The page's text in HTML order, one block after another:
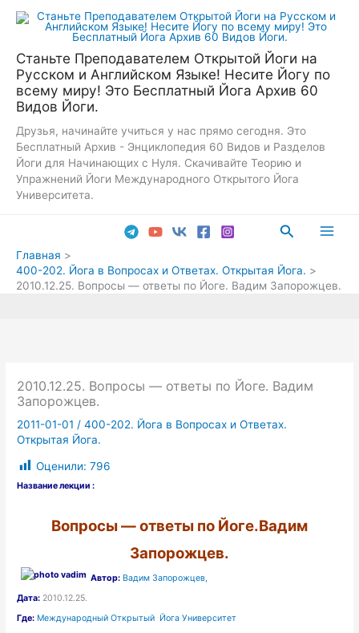
Перейти
Станьте Преподавателем Открытой Йоги на
Русском и Английском Языке! Несите Йогу по
всему миру! Это Бесплатный Йога Архив 60
Видов Йоги.
Друзья, начинайте учиться у нас прямо сегодня. Это
Бесплатный Архив - Энциклопедия 60 Видов и Разделов
Йоги для Начинающих с Нуля. Скачивайте Теорию и
Упражнений Йоги Международного Открытого Йога
Университета.
Поиск
Главная
400-202. Йога в Вопросах и Ответах. Открытая Йога.
2010.12.25. Вопросы — ответы по Йоге. Вадим Запорожцев.
2010.12.25. Вопросы — ответы по Йоге. Вадим
Запорожцев.
2011-01-01 /400-202. Йога в Вопросах и Ответах.
Открытая Йога.
Оценили: 796
Название лекции :
Вопросы — ответы по Йоге.Вадим
Запорожцев.
Автор: Вадим Запорожцев,
Дата: 2010.12.25.
Где: Международный Открытый Йога Университет